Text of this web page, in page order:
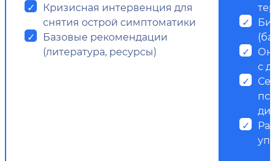
Кризисная интервенция для
снятия острой симптоматики
Базовые рекомендации
(литература, ресурсы)
с